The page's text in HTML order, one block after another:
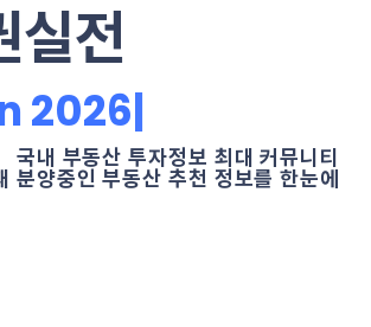
실전
국내 부동산 투자정보 최대 커뮤니티
분양중인 부동산 추천 정보를 한눈에